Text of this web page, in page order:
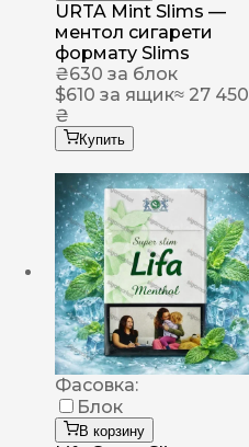
URTA Mint Slims —
ментол сигарети
формату Slims
₴630 за блок
$610 за ящик≈ 27 450
₴
Купить
Фасовка:
Блок
В корзину